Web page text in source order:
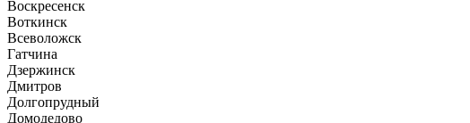
Воскресенск
Воткинск
Всеволожск
Гатчина
Дзержинск
Дмитров
Долгопрудный
Домодедово